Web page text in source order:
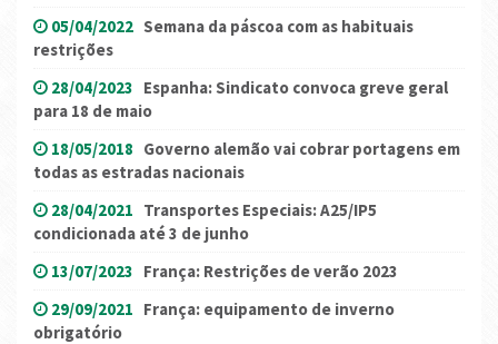
05/04/2022 Semana da páscoa com as habituais
restrições
28/04/2023 Espanha: Sindicato convoca greve geral
para 18 de maio
18/05/2018 Governo alemão vai cobrar portagens em
todas as estradas nacionais
28/04/2021 Transportes Especiais: A25/IP5
condicionada até 3 de junho
13/07/2023 França: Restrições de verão 2023
29/09/2021 França: equipamento de inverno
obrigatório